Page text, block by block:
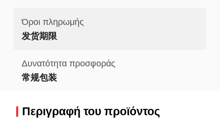
Όροι πληρωμής
发货期限
Δυνατότητα προσφοράς
常规包装
Περιγραφή του προϊόντος